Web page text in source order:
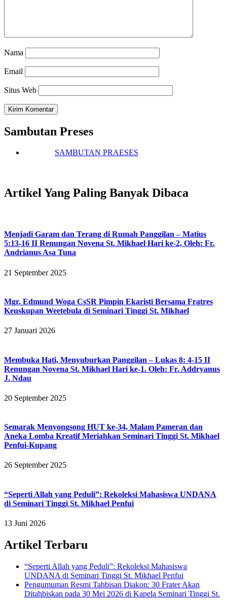
Nama
Email
Situs Web
Sambutan Preses
SAMBUTAN PRAESES
Artikel Yang Paling Banyak Dibaca
Menjadi Garam dan Terang di Rumah Panggilan – Matius
5:13-16 II Renungan Novena St. Mikhael Hari ke-2, Oleh: Fr.
Andrianus Asa Tuna
21 September 2025
Mgr. Edmund Woga CsSR Pimpin Ekaristi Bersama Fratres
Keuskupan Weetebula di Seminari Tinggi St. Mikhael
27 Januari 2026
Membuka Hati, Menyuburkan Panggilan – Lukas 8: 4-15 II
Renungan Novena St. Mikhael Hari ke-1. Oleh: Fr. Addryanus
J. Ndau
20 September 2025
Semarak Menyongsong HUT ke-34, Malam Pameran dan
Aneka Lomba Kreatif Meriahkan Seminari Tinggi St. Mikhael
Penfui-Kupang
26 September 2025
“Seperti Allah yang Peduli”: Rekoleksi Mahasiswa UNDANA
di Seminari Tinggi St. Mikhael Penfui
13 Juni 2026
Artikel Terbaru
“Seperti Allah yang Peduli”: Rekoleksi Mahasiswa
UNDANA di Seminari Tinggi St. Mikhael Penfui
Pengumuman Resmi Tahbisan Diakon: 30 Frater Akan
Ditahbiskan pada 30 Mei 2026 di Kapela Seminari Tinggi St.